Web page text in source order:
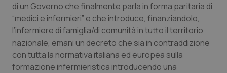
Edizioni Regionali
QS Pro
Professionisti Sanitari.AI
di un Governo che finalmente parla in forma paritaria di
“medici e infermieri” e che introduce, finanziandolo,
l’infermiere di famiglia/di comunità in tutto il territorio
nazionale, emani un decreto che sia in contraddizione
con tutta la normativa italiana ed europea sulla
formazione infermieristica introducendo una